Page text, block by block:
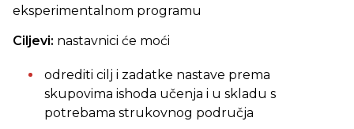
eksperimentalnom programu
Ciljevi: nastavnici će moći
odrediti cilj i zadatke nastave prema
skupovima ishoda učenja i u skladu s
potrebama strukovnog područja